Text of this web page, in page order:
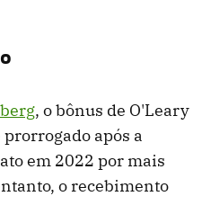
, o bônus de O'Leary
após a
em 2022 por mais
o recebimento